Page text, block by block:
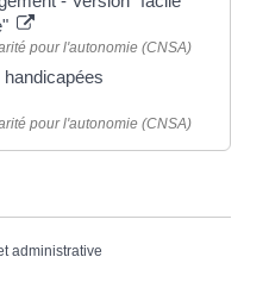
pour l'autonomie (CNSA)
pour l'autonomie (CNSA)
administrative